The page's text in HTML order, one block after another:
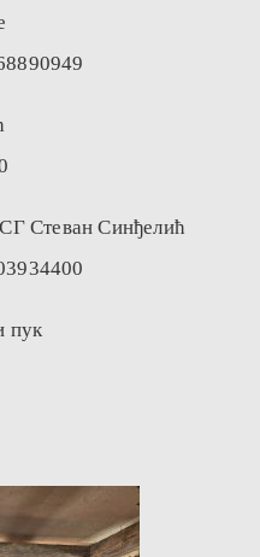
Стеван Синђелић
пук